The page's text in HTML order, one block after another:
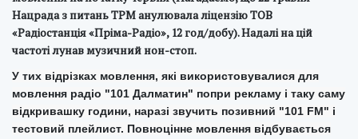
Нацрада з питань ТРМ анулювала ліцензію ТОВ
«Радіостанція «Пріма-Радіо», 12 год/добу). Надалі на цій
частоті лунав музичний нон-стоп.
У тих відрізках мовлення, які використовувалися для
мовлення радіо "101 Далматин" попри рекламу і таку саму
відкривашку години, наразі звучить позивний "101 FM" і
тестовий плейлист. Повноцінне мовлення відбувається